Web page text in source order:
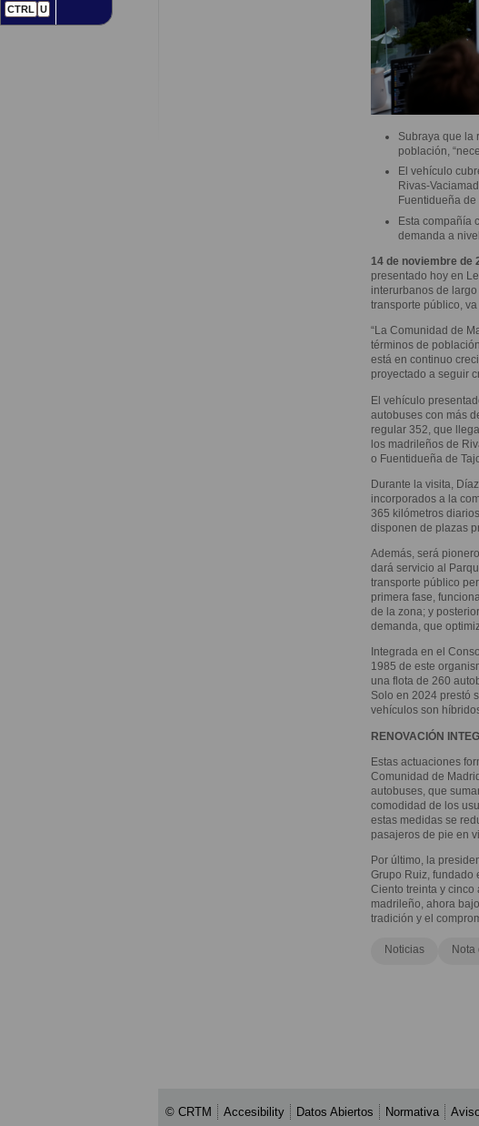
CTRL U
Subraya que la
población,
El vehículo
Rivas-
Fuentidueña de
Esta compañía
demanda a
14 de noviembre de
presentado hoy en
interurbanos de
transporte público,
“La Comunidad de
términos de
está en continuo
proyectado a seguir
El vehículo
autobuses con más
regular 352, que
los madrileños de
o Fuentidueña de
Durante la visita,
incorporados a la
365 kilómetros
disponen de plazas
Además, será
dará servicio al
transporte público
primera fase,
de la zona; y
demanda, que
Integrada en el
1985 de este
una flota de 260
Solo en 2024 prestó
vehículos son
RENOVACIÓN
Estas actuaciones
Comunidad de
autobuses, que
comodidad de los
estas medidas se
pasajeros de pie en
Por último, la
Grupo Ruiz, fundado
Ciento treinta y cinco
madrileño, ahora
tradición y el
Noticias Nota
© CRTM Accesibility Datos Abiertos Normativa